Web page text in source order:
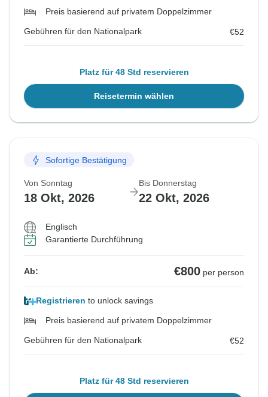
Preis basierend auf privatem Doppelzimmer
Gebühren für den Nationalpark €52
Platz für 48 Std reservieren
Reisetermin wählen
Sofortige Bestätigung
Von Sonntag
18 Okt, 2026
Bis Donnerstag
22 Okt, 2026
Englisch
Garantierte Durchführung
Ab: €800 per person
Registrieren to unlock savings
Preis basierend auf privatem Doppelzimmer
Gebühren für den Nationalpark €52
Platz für 48 Std reservieren